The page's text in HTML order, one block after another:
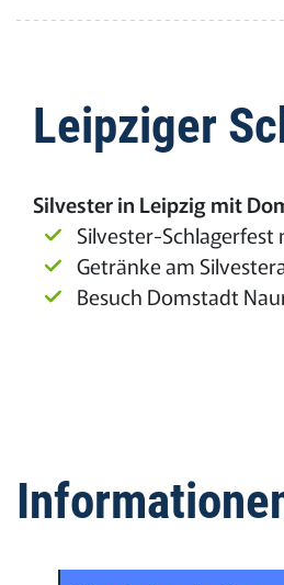
Leipziger
Silvester in Leipzig mit
Silvester-
Getränke am
Besuch Domstadt